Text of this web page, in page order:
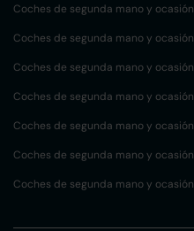
Coches de segunda mano y ocasión
Coches de segunda mano y ocasión
Coches de segunda mano y ocasión
Coches de segunda mano y ocasión
Coches de segunda mano y ocasión
Coches de segunda mano y ocasión
Coches de segunda mano y ocasión